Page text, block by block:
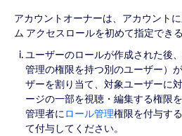
アカウントオーナーは、アカウント
ム アクセスロールを初めて指定でき
ユーザーのロールが作成された後
管理の権限を持つ別のユーザー）
ザーを割り当て、対象ユーザーに
ージの一部を視聴・編集する権限
管理者にロール管理権限を付与す
て付与してください。